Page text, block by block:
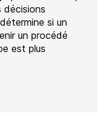
si un
un procédé
est plus